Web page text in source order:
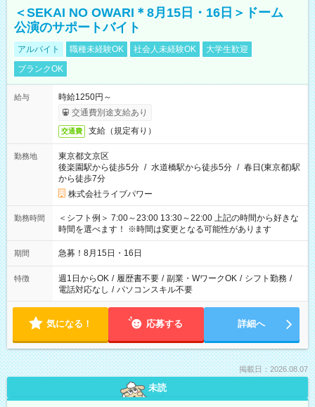
＜SEKAI NO OWARI＊8月15日・16日＞ドーム
公演のサポートバイト
アルバイト 職種未経験OK 社会人未経験OK
大学生歓迎
ブランクOK
給与
時給1250円～
交通費別途支給あり
交通費 支給（規定有り）
勤務地
東京都文京区
後楽園駅から徒歩5分 / 水道橋駅から徒歩5分 / 春日(東京都)駅
から徒歩7分
株式会社ライブパワー
勤務時間
＜シフト例＞ 7:00～23:00 13:30～22:00 上記の時間から好きな
時間を選べます！ ※時間は変更となる可能性があります
期間 急募！8月15日・16日
特徴 週1日からOK / 履歴書不要 / 副業・WワークOK / シフト勤務 /
電話対応なし / パソコンスキル不要
気になる！ 応募する 詳細へ
掲載日：2026.08.07
未読